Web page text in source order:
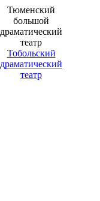
Тюменский
большой
драматический
театр
Тобольский
драматический
театр